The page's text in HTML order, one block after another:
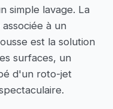
simple lavage. La
à un
est la solution
surfaces, un
d'un roto-jet